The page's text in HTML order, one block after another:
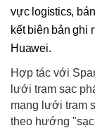
vực logistics,
kết biên bản ghi
Huawei.
Hợp tác với
lưới trạm sạc
mạng lưới trạm
theo hướng